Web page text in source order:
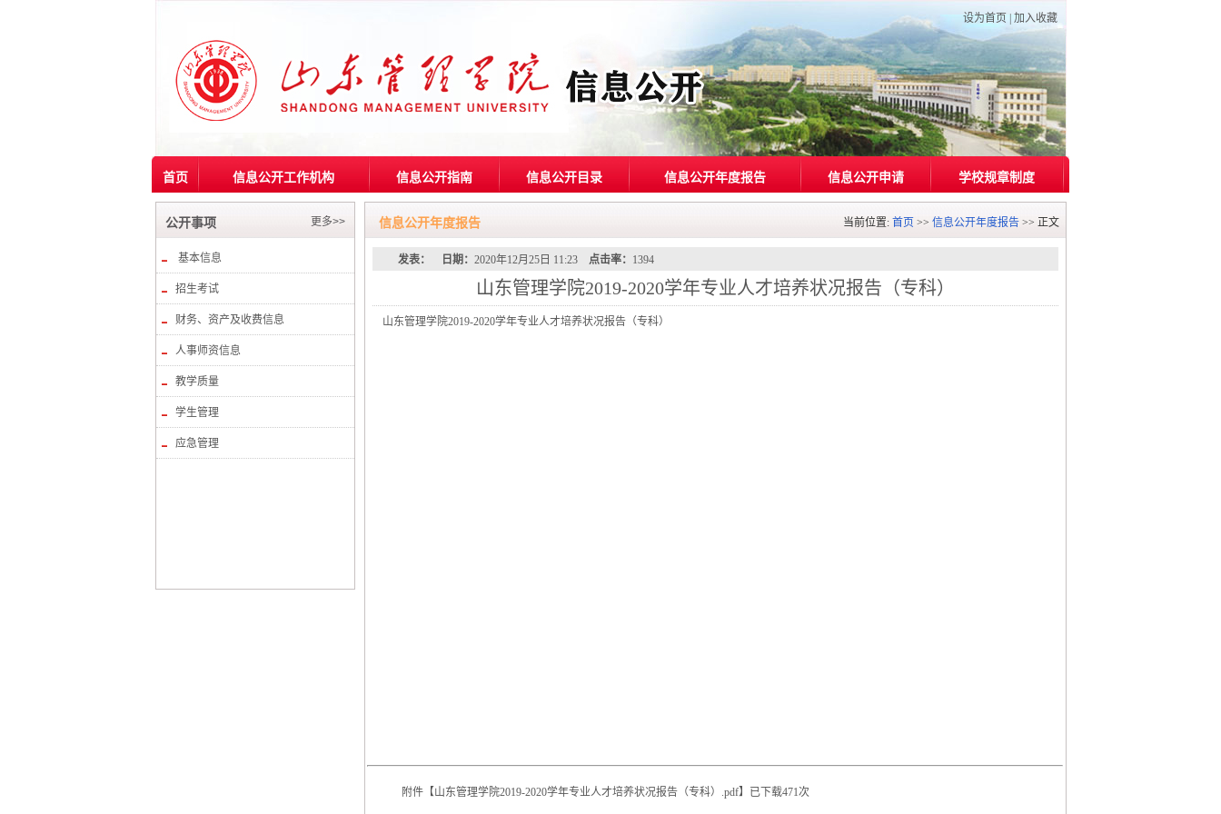
设为首页 加入收藏
首页 信息公开工作机构 信息公开指南 信息公开目录 信息公开年度报告 信息公开申请 学校规章制度
公开事项 更多>>
基本信息
招生考试
财务、资产及收费信息
人事师资信息
教学质量
学生管理
应急管理
信息公开年度报告 当前位置: 首页 >> 信息公开年度报告>> 正文
发表： 日期： 2020年12月25日 11:23 点击率： 1394
山东管理学院2019-2020学年专业人才培养状况报告（专科）
山东管理学院2019-2020学年专业人才培养状况报告（专科）
附件【山东管理学院2019-2020学年专业人才培养状况报告（专科）.pdf】已下载471次